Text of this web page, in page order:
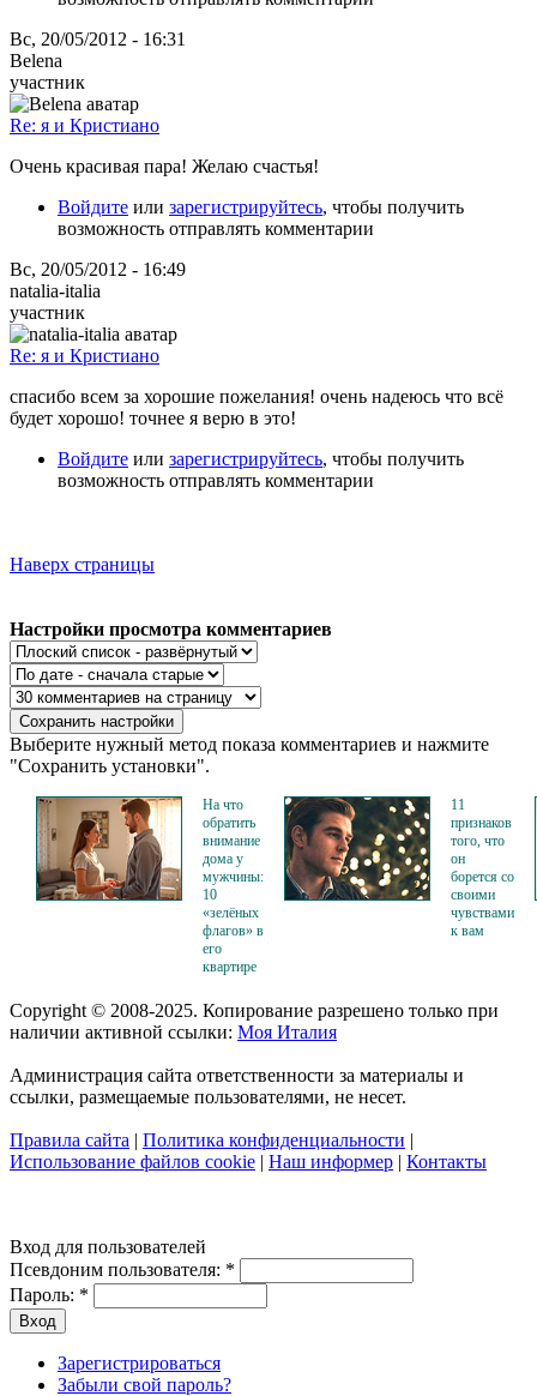
Вс, 20/05/2012 - 16:31
Belena
участник
Re: я и Кристиано
Очень красивая пара! Желаю счастья!
Войдите или зарегистрируйтесь, чтобы получить
возможность отправлять комментарии
Вс, 20/05/2012 - 16:49
natalia-italia
участник
Re: я и Кристиано
спасибо всем за хорошие пожелания! очень надеюсь что всё
будет хорошо! точнее я верю в это!
Войдите или зарегистрируйтесь, чтобы получить
возможность отправлять комментарии
Наверх страницы
Настройки просмотра комментариев
Выберите нужный метод показа комментариев и нажмите
"Сохранить установки".
На что
обратить
внимание
дома у
мужчины:
10
«зелёных
флагов» в
его
квартире
11
признаков
того, что
он
борется со
своими
чувствами
к вам
Copyright © 2008-2025. Копирование разрешено только при
наличии активной ссылки: Моя Италия
Администрация сайта ответственности за материалы и
ссылки, размещаемые пользователями, не несет.
Правила сайта | Политика конфиденциальности |
Использование файлов cookie | Наш информер | Контакты
Вход для пользователей
Псевдоним пользователя: *
Пароль: *
Зарегистрироваться
Забыли свой пароль?